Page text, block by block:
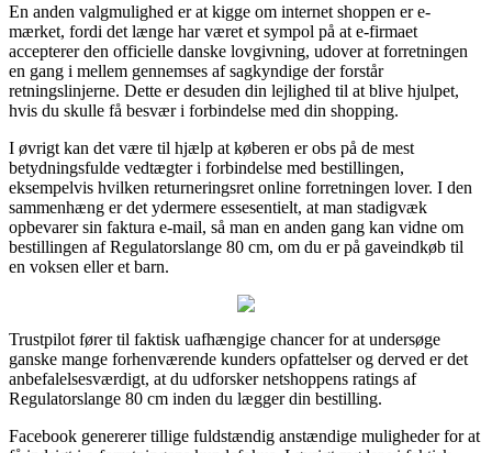
En anden valgmulighed er at kigge om internet shoppen er e-
mærket, fordi det længe har været et sympol på at e-firmaet
accepterer den officielle danske lovgivning, udover at forretningen
en gang i mellem gennemses af sagkyndige der forstår
retningslinjerne. Dette er desuden din lejlighed til at blive hjulpet,
hvis du skulle få besvær i forbindelse med din shopping.
I øvrigt kan det være til hjælp at køberen er obs på de mest
betydningsfulde vedtægter i forbindelse med bestillingen,
eksempelvis hvilken returneringsret online forretningen lover. I den
sammenhæng er det ydermere essesentielt, at man stadigvæk
opbevarer sin faktura e-mail, så man en anden gang kan vidne om
bestillingen af Regulatorslange 80 cm, om du er på gaveindkøb til
en voksen eller et barn.
Trustpilot fører til faktisk uafhængige chancer for at undersøge
ganske mange forhenværende kunders opfattelser og derved er det
anbefalelsesværdigt, at du udforsker netshoppens ratings af
Regulatorslange 80 cm inden du lægger din bestilling.
Facebook genererer tillige fuldstændig anstændige muligheder for at